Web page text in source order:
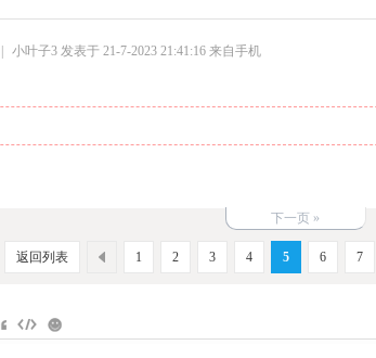
| 小叶子3 发表于 21-7-2023 21:41:16 来自手机
下一页 »
1 2 3 4 5 6 7
返回列表